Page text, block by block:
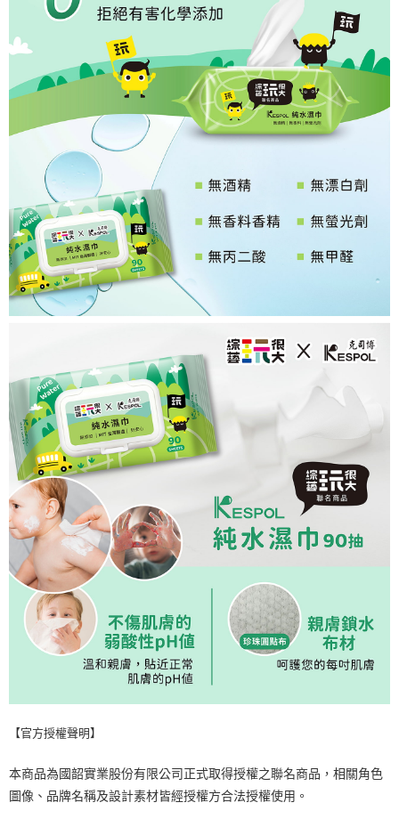
【官方授權聲明】
本商品為國韶實業股份有限公司正式取得授權之聯名商品，相關角色
圖像、品牌名稱及設計素材皆經授權方合法授權使用。